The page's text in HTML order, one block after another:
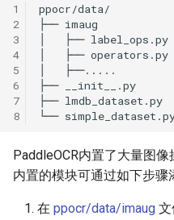
о
и
с
к
Paddle2ONNX模型转化与预
测
云上飞桨部署工具
Benchmark
SVTRv2
ViTSTR
ABINet
VisionLAN
1
2
3
4
5
6
7
8
├── imaug
├── label_ops.py
├── operators.py
├──
├── lmdb_dataset.py
└──
PaddleOCR内置了大量图
内置的模块可通过如下步骤
在 ppocr/data/imaug